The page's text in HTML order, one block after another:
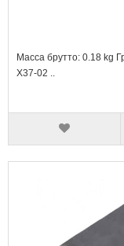
Масса брутто: 0.18 kg
X37-02 ..